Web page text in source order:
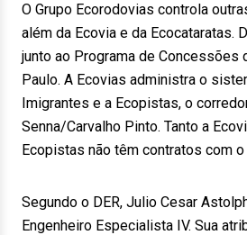
O Grupo Ecorodovias controla
além da Ecovia e da Ecocataratas.
junto ao Programa de Concessões
Paulo. A Ecovias administra o
Imigrantes e a Ecopistas, o
Senna/Carvalho Pinto. Tanto a
Ecopistas não têm contratos com o
Segundo o DER, Julio Cesar
Engenheiro Especialista IV. Sua